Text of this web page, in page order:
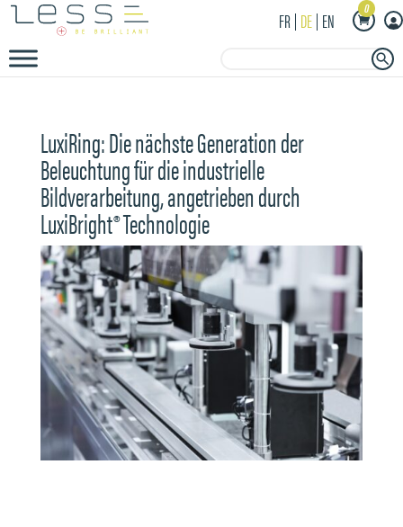
FR DE EN 0
Search Button
LuxiRing: Die nächste Generation der
Beleuchtung für die industrielle
Bildverarbeitung, angetrieben durch
LuxiBright® Technologie